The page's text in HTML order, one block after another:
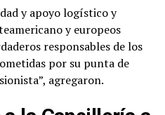
y apoyo logístico y
y europeos
responsables de los
por su punta de
agregaron.